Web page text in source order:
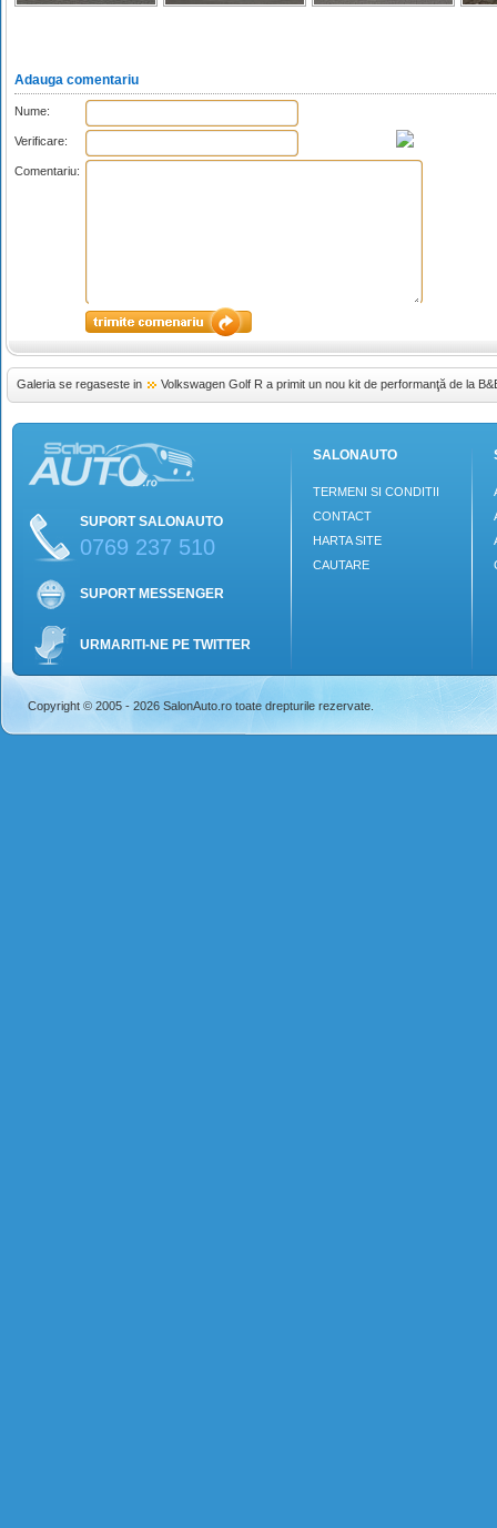
Adauga comentariu
Nume:
Verificare:
Comentariu:
Galeria se regaseste in Volkswagen Golf R a primit un nou kit de performanţă de la
SUPORT SALONAUTO
0769 237 510
SUPORT MESSENGER
URMARITI-NE PE TWITTER
SALONAUTO
TERMENI SI CONDITII
CONTACT
HARTA SITE
CAUTARE
Copyright © 2005 - 2026 SalonAuto.ro toate drepturile rezervate.